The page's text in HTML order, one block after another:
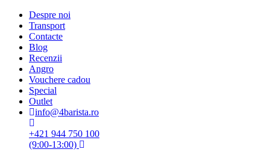
Despre noi
Transport
Contacte
Blog
Recenzii
Angro
Vouchere cadou
Special
Outlet
info@4barista.ro
+421 944 750 100
(9:00-13:00)